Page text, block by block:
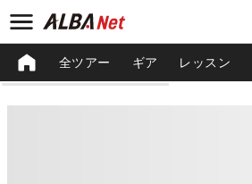
全ツアー ギア レッスン